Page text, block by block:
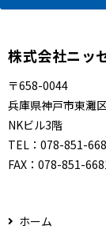
株式会社ニッ
〒658-0044
兵庫県神戸市東灘
NKビル3階
TEL： 078-851-
FAX： 078-851-
ホーム